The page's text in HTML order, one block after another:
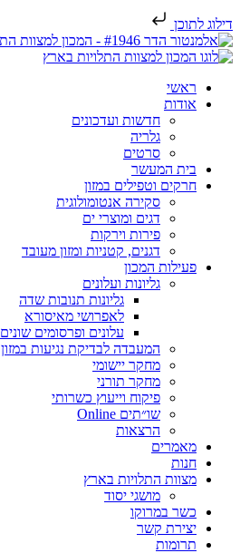
דילוג לתוכן
ראשי
אודות
חדשות ועדכונים
גלריה
סרטים
בית המעשר
חרקים וטפילים במזון
סקירה אנטומולוגית
דגים ומוצרי ים
פירות וירקות
דגנים, קטניות ומזון מעובד
פעילות המכון
גליונות ועלונים
גליונות תנובות שדה
לאפרושי מאיסורא
עלונים ופרסומים שונים
המעבדה לבדיקת נגיעות במזון
מחקר יישומי
מחקר תורני
פיקוח וייעוץ כשרותי
שו״תים Online
הרצאות
מאמרים
חנות
מצוות התלויות בארץ
מושגי יסוד
כשר במרוקו
יצירת קשר
תרומות